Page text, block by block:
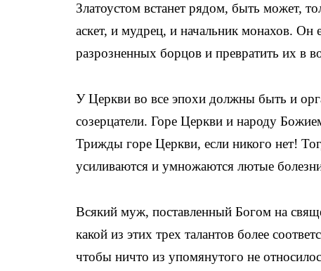
Златоустом встанет рядом, быть может,
аскет, и мудрец, и начальник монахов.
разрозненных борцов и превратить их в
У Церкви во все эпохи должны быть и
созерцатели. Горе Церкви и народу
Трижды горе Церкви, если никого нет!
усиливаются и умножаются лютые
Всякий муж, поставленный Богом на
какой из этих трех талантов более
чтобы ничто из упомянутого не